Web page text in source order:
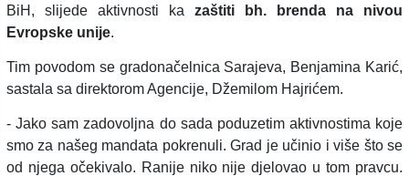
BiH, slijede aktivnosti ka zaštiti bh. brenda na nivou
Evropske unije.
Tim povodom se gradonačelnica Sarajeva, Benjamina Karić,
sastala sa direktorom Agencije, Džemilom Hajrićem.
- Jako sam zadovoljna do sada poduzetim aktivnostima koje
smo za našeg mandata pokrenuli. Grad je učinio i više što se
od njega očekivalo. Ranije niko nije djelovao u tom pravcu.